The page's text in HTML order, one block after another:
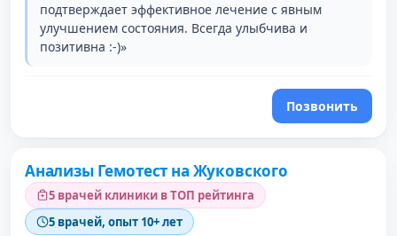
подтверждает эффективное лечение с явным
улучшением состояния. Всегда улыбчива и
позитивна :-)»
Позвонить
Анализы Гемотест на Жуковского
5 врачей клиники в ТОП рейтинга
5 врачей, опыт 10+ лет